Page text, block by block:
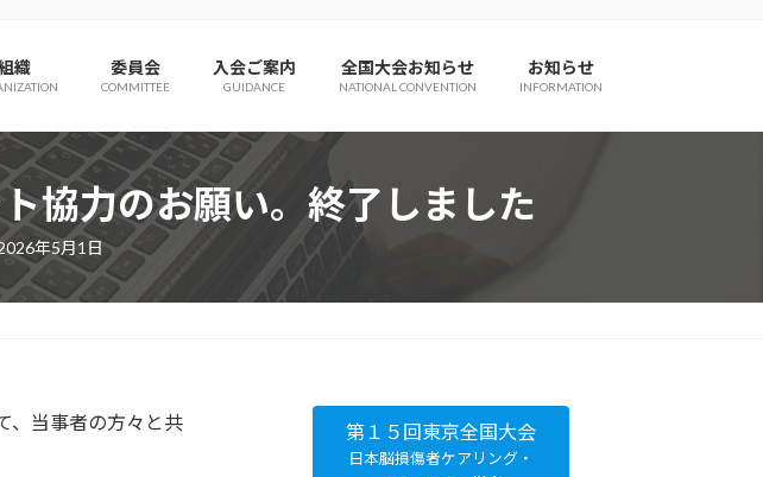
織 委員会
COMMITTEE
入会ご案内
GUIDANCE
全国大会お知らせ
NATIONAL CONVENTION
お知らせ
INFORMATION
協力のお願い。終了しました
終
年5月1日
、当事者の方々と共
第１５回東京全国大会
日本脳損傷者ケアリング・